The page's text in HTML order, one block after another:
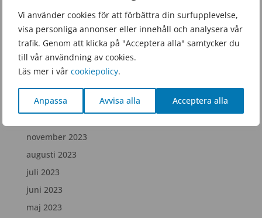
Vi använder cookies för att förbättra din surfupplevelse,
visa personliga annonser eller innehåll och analysera vår
trafik. Genom att klicka på "Acceptera alla" samtycker du
till vår användning av cookies.
Läs mer i vår cookiepolicy.
Anpassa Avvisa alla Acceptera alla
juni 2025
februari 2025
december 2024
juli 2024
februari 2024
november 2023
augusti 2023
juli 2023
juni 2023
maj 2023